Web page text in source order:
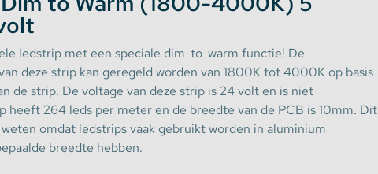
Compatible
ledstrip met een speciale dim-to-warm functie! De
deze strip kan geregeld worden van 1800K tot 4000K op basis
de strip. De voltage van deze strip is 24 volt en is niet
heeft 264 leds per meter en de breedte van de PCB is 10mm. Dit
omdat ledstrips vaak gebruikt worden in aluminium
breedte hebben.